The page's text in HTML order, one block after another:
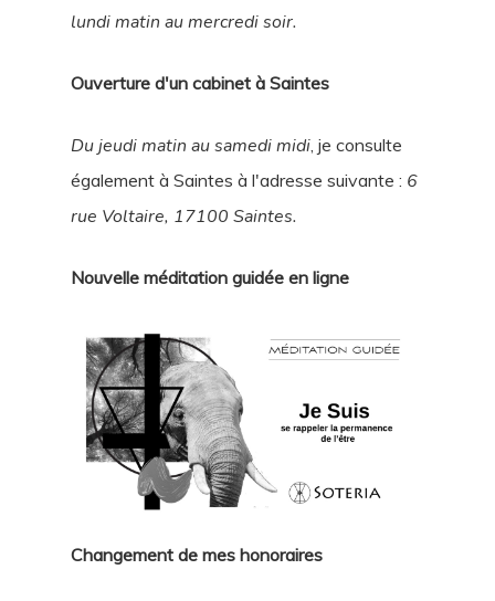
lundi matin au mercredi soir.
Ouverture d'un cabinet à Saintes
Du jeudi matin au samedi midi , je consulte
également à Saintes à l'adresse suivante : 6
rue Voltaire, 17100 Saintes.
Nouvelle méditation guidée en ligne
Changement de mes honoraires